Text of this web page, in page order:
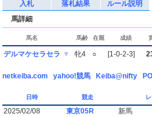
入札
落札結果
ルール説明
馬詳細
馬名 馬齢 在厩 成績
デルマケセラセラ ▼ 牝4 ○ [1-0-2-3]
netkeiba.com yahoo!競馬 Keiba@nifty
日時 競走
2025/02/08 東京05R
新馬